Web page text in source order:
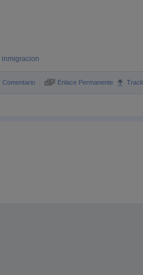
inmigracion
Comentario Enlace Permanente